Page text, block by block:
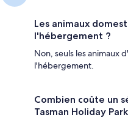
Les animaux
l'hébergement ?
Non, seuls les animaux
l'hébergement.
Combien coûte un
Tasman Holiday